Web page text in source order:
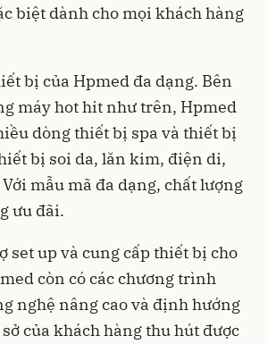
biệt dành cho mọi khách hàng
bị của Hpmed đa dạng. Bên
máy hot hit như trên, Hpmed
dòng thiết bị spa và thiết bị
bị soi da, lăn kim, điện di,
mẫu mã đa dạng, chất lượng
ưu đãi.
set up và cung cấp thiết bị cho
còn có các chương trình
nghệ nâng cao và định hướng
của khách hàng thu hút được